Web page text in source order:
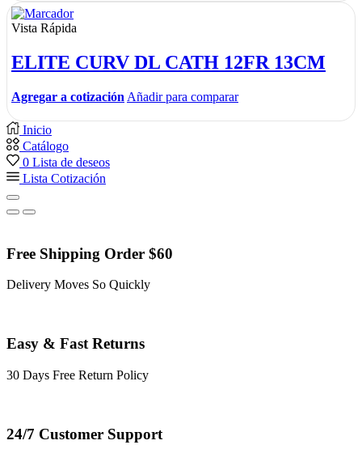
Vista Rápida
ELITE CURV DL CATH 12FR 13CM
Agregar a cotización Añadir para comparar
Inicio
Catálogo
0 Lista de deseos
Lista Cotización
Free Shipping Order $60
Delivery Moves So Quickly
Easy & Fast Returns
30 Days Free Return Policy
24/7 Customer Support